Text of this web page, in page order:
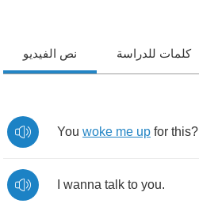
نص الفيديو كلمات للدراسة
You woke me up for this?
wanna talk to you.